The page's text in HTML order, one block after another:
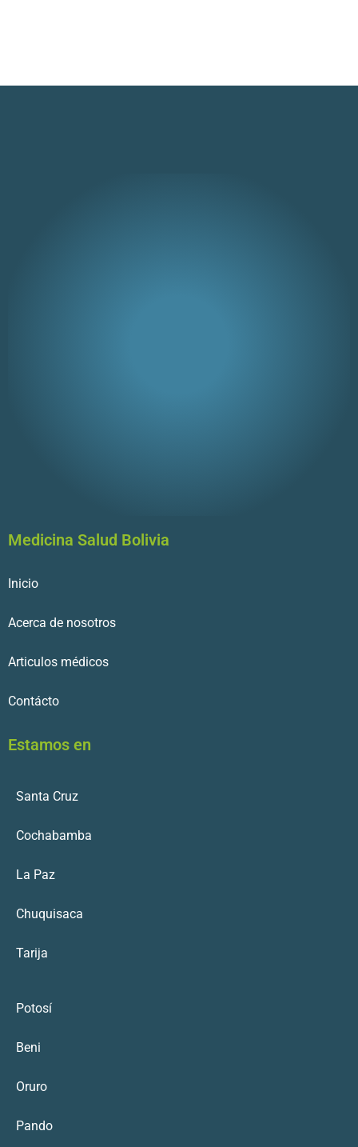
Medicina Salud Bolivia
Inicio
Acerca de nosotros
Articulos médicos
Contácto
Estamos en
Santa Cruz
Cochabamba
La Paz
Chuquisaca
Tarija
Potosí
Beni
Oruro
Pando